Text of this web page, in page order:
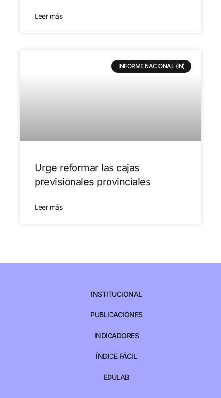
Leer más
INFORME NACIONAL (IN)
Urge reformar las cajas
previsionales provinciales
Leer más
INSTITUCIONAL
PUBLICACIONES
INDICADORES
ÍNDICE FÁCIL
EDULAB